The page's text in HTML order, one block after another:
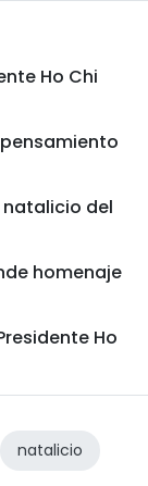
Ho Chi
natalicio del
homenaje
Ho
natalicio